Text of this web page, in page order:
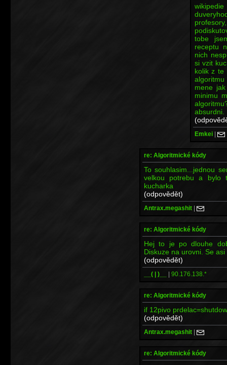
tobe
receptu
nich
si vzit
kolik z te
mene
minimu
absurdni.
Emkei |
re: Algoritmické kódy
To souhlasim...jednou
velkou potrebu a bylo
kucharka
(odpovědět)
Antrax.megashit |
re: Algoritmické kódy
Hej to je po dlouhe
Diskuze na urovni. Se
(odpovědět)
__( | )__ | 90.176.138.*
re: Algoritmické kódy
if 12pivo
(odpovědět)
Antrax.megashit |
re: Algoritmické kódy